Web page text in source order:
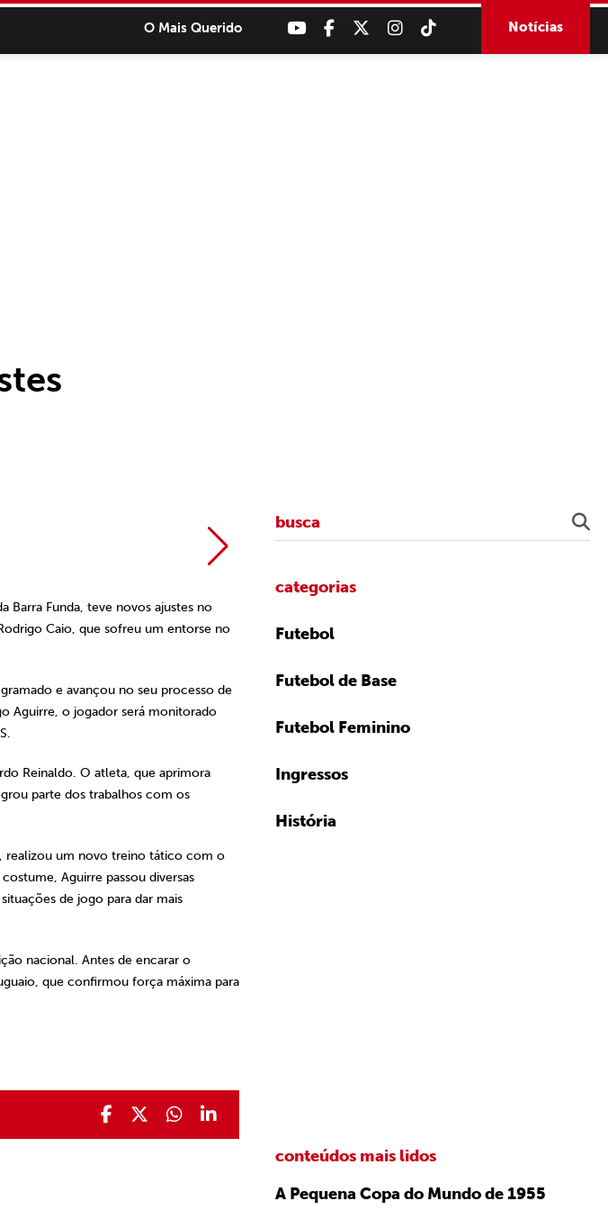
O Mais Querido Notícias
Érico Leonan /
Barra Funda, teve novos ajustes no
Caio, que sofreu um entorse no
e avançou no seu processo de
Aguirre, o jogador será monitorado
Reinaldo. O atleta, que aprimora
parte dos trabalhos com os
realizou um novo treino tático com o
Aguirre passou diversas
de jogo para dar mais
nacional. Antes de encarar o
que confirmou força máxima para
categorias
Futebol
Futebol de Base
Futebol Feminino
Ingressos
História
conteúdos mais lidos
A Pequena Copa do Mundo de 1955